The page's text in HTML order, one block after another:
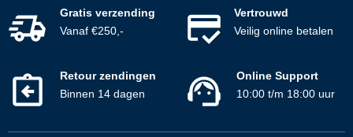
Gratis verzending
Vanaf €250,-
Vertrouwd
Veilig online betalen
Retour zendingen
Binnen 14 dagen
Online Support
10:00 t/m 18:00 uur